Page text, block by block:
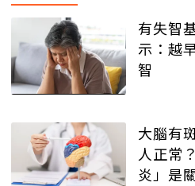
有失智
示：越
智
大腦有
人正常
炎」是